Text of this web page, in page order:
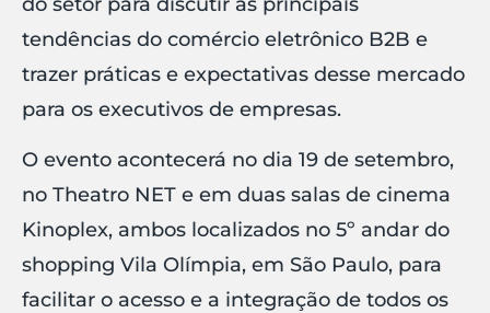
tendências do comércio eletrônico B2B e
trazer práticas e expectativas desse mercado
para os executivos de empresas.
O evento acontecerá no dia 19 de setembro,
no Theatro NET e em duas salas de cinema
Kinoplex, ambos localizados no 5º andar do
shopping Vila Olímpia, em São Paulo, para
facilitar o acesso e a integração de todos os